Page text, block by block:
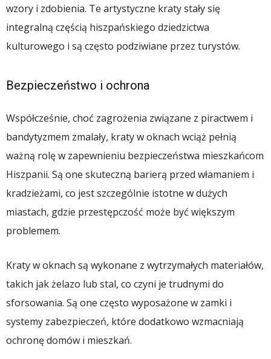
wzory i zdobienia. Te artystyczne kraty stały się
integralną częścią hiszpańskiego dziedzictwa
kulturowego i są często podziwiane przez turystów.
Bezpieczeństwo i ochrona
Współcześnie, choć zagrożenia związane z piractwem i
bandytyzmem zmalały, kraty w oknach wciąż pełnią
ważną rolę w zapewnieniu bezpieczeństwa mieszkańcom
Hiszpanii. Są one skuteczną barierą przed włamaniem i
kradzieżami, co jest szczególnie istotne w dużych
miastach, gdzie przestępczość może być większym
problemem.
Kraty w oknach są wykonane z wytrzymałych materiałów,
takich jak żelazo lub stal, co czyni je trudnymi do
sforsowania. Są one często wyposażone w zamki i
systemy zabezpieczeń, które dodatkowo wzmacniają
ochronę domów i mieszkań.